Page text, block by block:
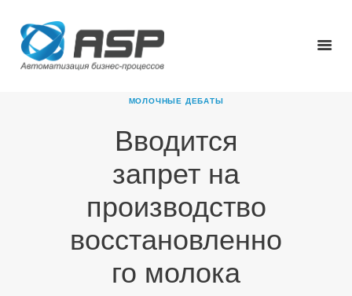
МОЛОЧНЫЕ ДЕБАТЫ
Вводится
запрет на
производство
восстановленно
го молока
ГЛАВНАЯ
О КОМПАНИИ
НОВОСТИ
КАРЬЕРА
ПАРТНЕРЫ
КОНТАКТЫ